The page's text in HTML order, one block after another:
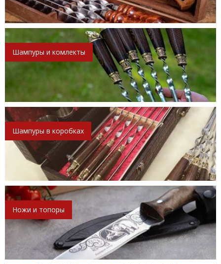
Шампуры и комлекты
Шампуры в коробках
Ножи и топоры